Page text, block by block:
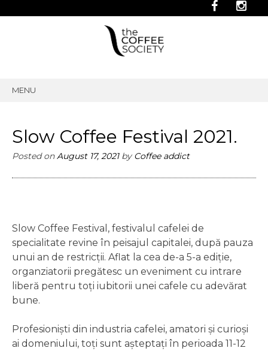
MENU
Slow Coffee Festival 2021.
Posted onAugust 17, 2021by Coffee addict
Slow Coffee Festival, festivalul cafelei de
specialitate revine în peisajul capitalei, după pauza
unui an de restricții. Aflat la cea de-a 5-a ediție,
organziatorii pregătesc un eveniment cu intrare
liberă pentru toți iubitorii unei cafele cu adevărat
bune.
Profesioniști din industria cafelei, amatori și curioși
ai domeniului, toți sunt așteptați în perioada 11-12